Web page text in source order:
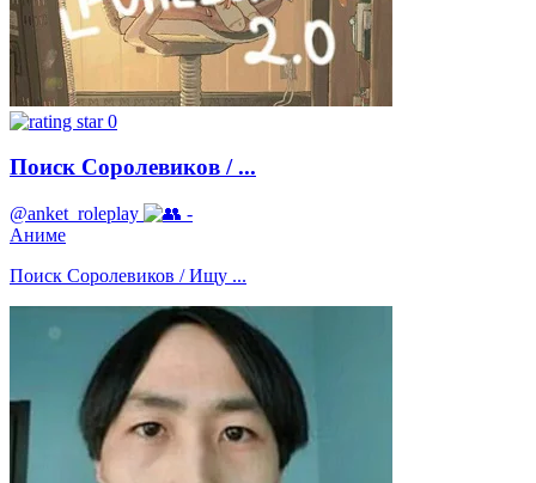
0
Поиск Соролевиков / ...
@anket_roleplay
-
Аниме
Поиск Соролевиков / Ищу ...